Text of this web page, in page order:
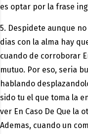
es optar por la frase
5. Despidete aunque
dias con la alma hay
cuando de corroborar
mutuo. Por eso, seri­a
hablando
sido tu el que toma la
ver En Caso De Que la
Ademas, cuando un